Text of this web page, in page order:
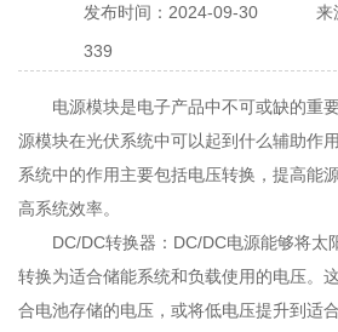
发布时间：2024-09-30 来
339
电源模块是电子产品中不可或缺的重
源模块在光伏系统中可以起到什么辅助作
系统中的作用主要包括电压转换，提高能
高系统效率。
DC/DC转换器：DC/DC电源能够将太
转换为适合储能系统和负载使用的电压。
合电池存储的电压，或将低电压提升到适